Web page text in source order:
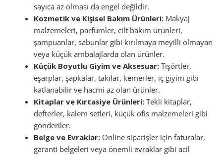
sayıca az olması da engel değildir.
Kozmetik ve Kişisel Bakım Ürünleri: Makyaj
malzemeleri, parfümler, cilt bakım ürünleri,
şampuanlar, sabunlar gibi kırılmaya meyilli olmayan
veya küçük ambalajlarda olan ürünler.
Küçük Boyutlu Giyim ve Aksesuar: Tişörtler,
eşarplar, şapkalar, takılar, kemerler, iç giyim gibi
katlanabilir ve hacmi az olan ürünler.
Kitaplar ve Kırtasiye Ürünleri: Tekli kitaplar,
defterler, kalem setleri, küçük ofis malzemeleri gibi
gönderiler.
Belge ve Evraklar: Online siparişler için faturalar,
garanti belgeleri veya önemli evraklar gibi acil